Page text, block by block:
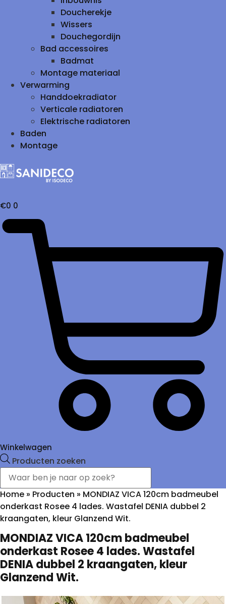
Doucherekje
Wissers
Douchegordijn
Bad accessoires
Badmat
Montage materiaal
Verwarming
Handdoekradiator
Verticale radiatoren
Elektrische radiatoren
Baden
Montage
€0 0
Winkelwagen
Producten zoeken
Home » Producten » MONDIAZ VICA 120cm badmeubel
onderkast Rosee 4 lades. Wastafel DENIA dubbel 2
kraangaten, kleur Glanzend Wit.
MONDIAZ VICA 120cm badmeubel
onderkast Rosee 4 lades. Wastafel
DENIA dubbel 2 kraangaten, kleur
Glanzend Wit.